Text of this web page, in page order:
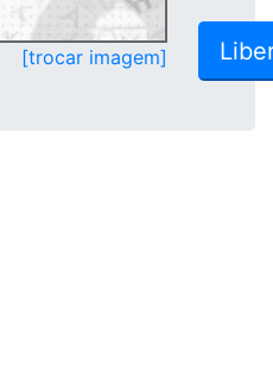
[trocar imagem]